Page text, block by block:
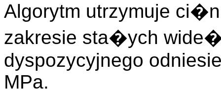
Algorytm utrzymuje
zakresie sta�ych
dyspozycyjnego
MPa.